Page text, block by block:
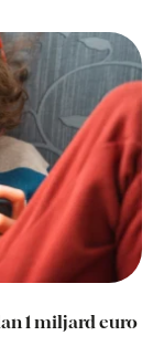
1 miljard euro